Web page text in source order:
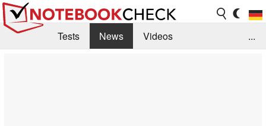
Tests News
Videos
...